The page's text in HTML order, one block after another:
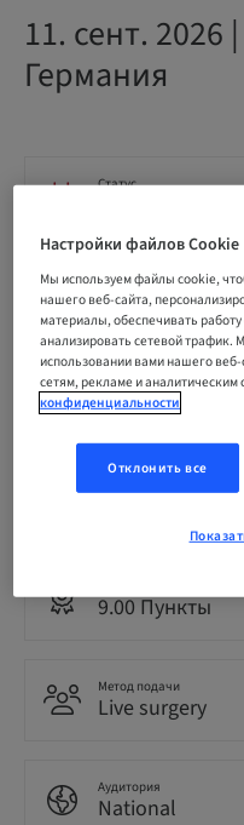
11. сент. 2026
Германия
Статус
Окончательный срок
11. сент. 2026
Цена на участника
EUR 259.00
9.00 Пункты
Метод подачи
Live surgery
Аудитория
National
Настройки файлов Cookie
Мы используем файлы cookie,
нашего веб-сайта,
материалы, обеспечивать
анализировать сетевой
использовании вами нашего
сетям, рекламе и аналитическим
конфиденциальности
Отклонить все